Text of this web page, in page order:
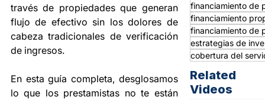
través de propiedades que generan
flujo de efectivo sin los dolores de
cabeza tradicionales de verificación
de ingresos.
En esta guía completa, desglosamos
lo que los prestamistas no te están
financiamiento de
financiamiento
financiamiento de
estrategias de
cobertura del
Related
Videos